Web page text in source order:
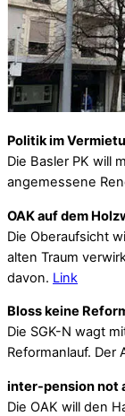
Politik im
Die Basler PK will
angemessene
OAK auf dem
Die Oberaufsicht
alten Traum
davon. Link
Bloss keine
Die SGK-N wagt
Reformanlauf. Der
inter-pension not
Die OAK will den